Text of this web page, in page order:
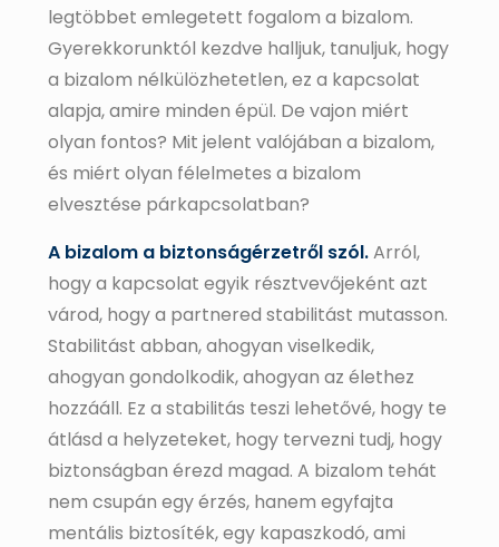
legtöbbet emlegetett fogalom a bizalom.
Gyerekkorunktól kezdve halljuk, tanuljuk, hogy
a bizalom nélkülözhetetlen, ez a kapcsolat
alapja, amire minden épül. De vajon miért
olyan fontos? Mit jelent valójában a bizalom,
és miért olyan félelmetes a bizalom
elvesztése párkapcsolatban?
A bizalom a biztonságérzetről szól.Arról,
hogy a kapcsolat egyik résztvevőjeként azt
várod, hogy a partnered stabilitást mutasson.
Stabilitást abban, ahogyan viselkedik,
ahogyan gondolkodik, ahogyan az élethez
hozzááll. Ez a stabilitás teszi lehetővé, hogy te
átlásd a helyzeteket, hogy tervezni tudj, hogy
biztonságban érezd magad. A bizalom tehát
nem csupán egy érzés, hanem egyfajta
mentális biztosíték, egy kapaszkodó, ami